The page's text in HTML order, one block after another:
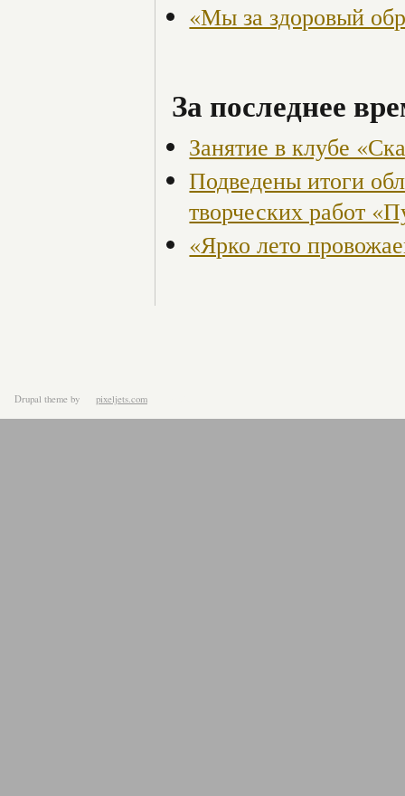
«Мы за здоровый
За последнее
Занятие в клубе
Подведены итоги
творческих работ
«Ярко лето
Drupal theme by pixeljets.com